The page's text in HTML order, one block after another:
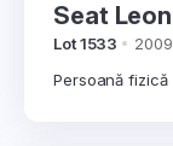
Seat Leon
Lot 1533 2009
Persoană fizică